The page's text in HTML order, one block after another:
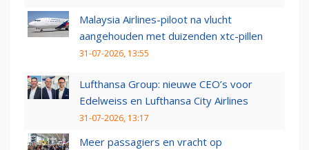
Malaysia Airlines-piloot na vlucht
aangehouden met duizenden xtc-pillen
31-07-2026, 13:55
Lufthansa Group: nieuwe CEO’s voor
Edelweiss en Lufthansa City Airlines
31-07-2026, 13:17
Meer passagiers en vracht op